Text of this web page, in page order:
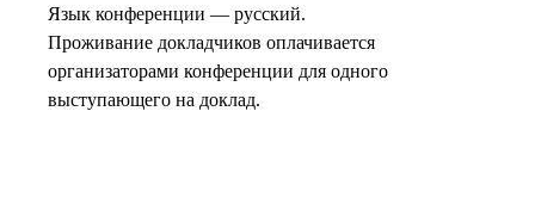
Язык конференции — русский.
Проживание докладчиков оплачивается
организаторами конференции для одного
выступающего на доклад.